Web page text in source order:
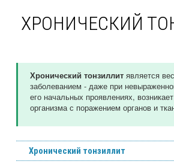
ХРОНИЧЕСКИЙ
Хронический тонзиллит является
заболеванием - даже при
его начальных проявлениях,
организма с поражением органов и
Хронический тонзиллит